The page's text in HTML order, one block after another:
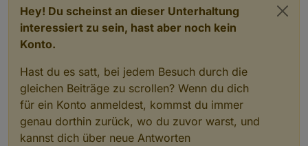
Hey! Du scheinst an dieser Unterhaltung
interessiert zu sein, hast aber noch kein
Konto.
Hast du es satt, bei jedem Besuch durch die
gleichen Beiträge zu scrollen? Wenn du dich
für ein Konto anmeldest, kommst du immer
genau dorthin zurück, wo du zuvor warst, und
kannst dich über neue Antworten